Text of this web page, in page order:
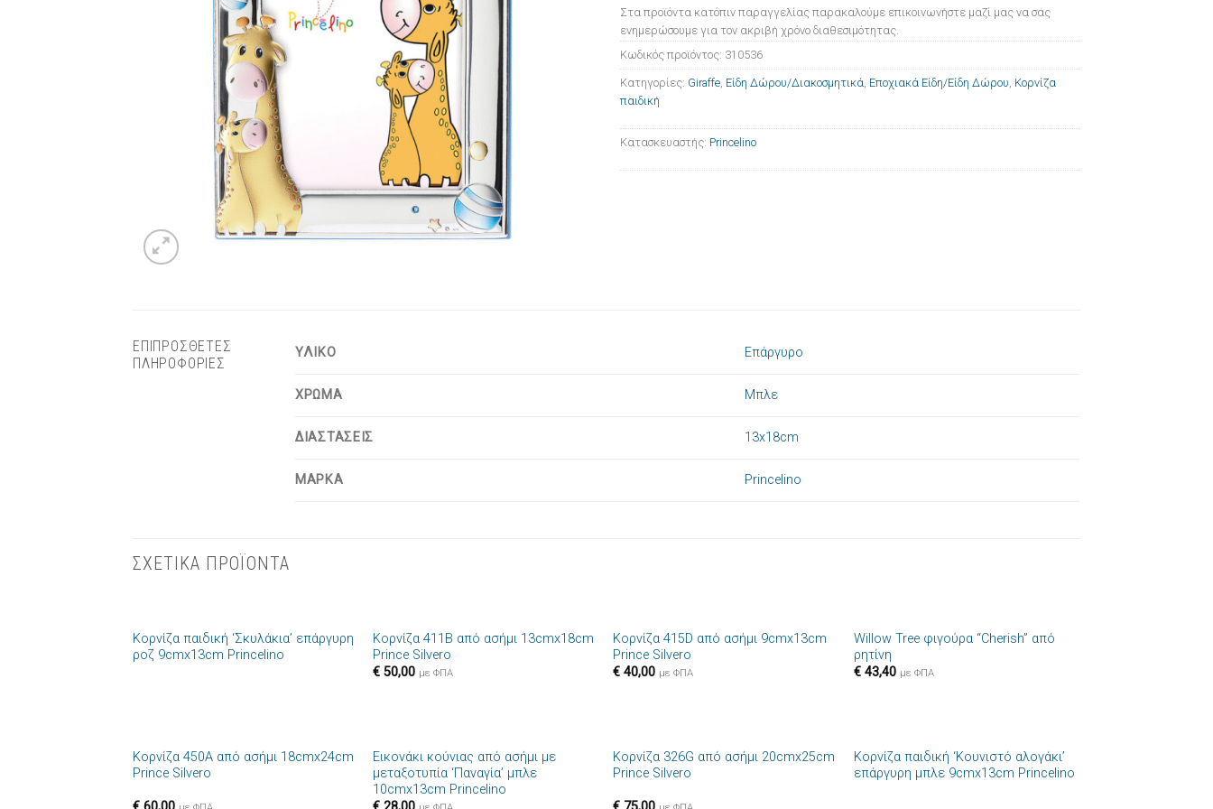
Στα προϊόντα κατόπιν παραγγελίας παρακαλούμε επικοινωνήστε μαζί μας να σας
ενημερώσουμε για τον ακριβή χρόνο διαθεσιμότητας.
Κωδικός προϊόντος: 310536
Κατηγορίες: Giraffe Είδη Δώρου/Διακοσμητικά Εποχιακά Είδη/Είδη Δώρου Κορνίζα
παιδική
Κατασκευαστής: Princelino
ΕΠΙΠΡΟΣΘΕΤΕΣ
ΠΛΗΡΟΦΟΡΙΕΣ
ΥΛΙΚΟ Επάργυρο
ΧΡΩΜΑ Μπλε
ΔΙΑΣΤΑΣΕΙΣ 13x18cm
ΜΑΡΚΑ Princelino
ΣΧΕΤΙΚΑ ΠΡΟΪΟΝΤΑ
Πρόσθήκη
Κορνίζα παιδική ‘Σκυλάκια’ επάργυρη
ροζ 9cmx13cm Princelino
Πρόσθήκη
Κορνίζα 411B από ασήμι 13cmx18cm
Prince Silvero
€ 50,00 με ΦΠΑ
Πρόσθήκη
Κορνίζα 415D από ασήμι 9cmx13cm
Prince Silvero
€ 40,00 με ΦΠΑ
Πρόσθήκη
Willow Tree φιγούρα “Cherish” από
ρητίνη
€43,40 με ΦΠΑ
Πρόσθήκη
Κορνίζα 450A από ασήμι 18cmx24cm
Prince Silvero
Πρόσθήκη
στην λίστα
Εικονάκι κούνιας από ασήμι με
μεταξοτυπία ‘Παναγία’ μπλε
10cmx13cm Princelino
Πρόσθήκη
Κορνίζα 326G από ασήμι 20cmx25cm
Prince Silvero
Πρόσθήκη
στην λίστα
Κορνίζα παιδική ‘Κουνιστό αλογάκι’
επάργυρη μπλε 9cmx13cm Princelino